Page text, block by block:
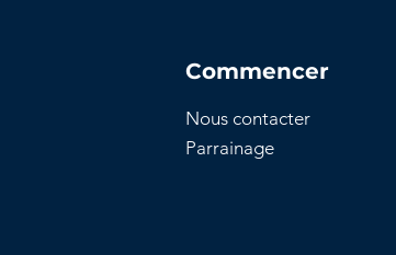
Étapes clés pour le dépôt
Commencer
Nous contacter
Parrainage